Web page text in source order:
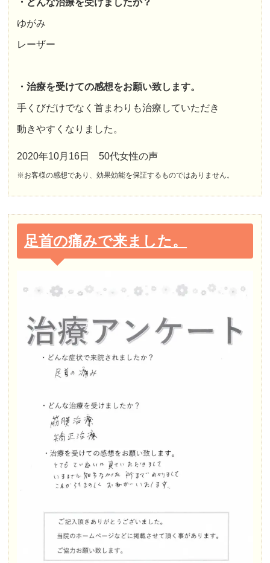
ゆがみ
レーザー
・治療を受けての感想をお願い致します。
手くびだけでなく首まわりも治療していただき
動きやすくなりました。
2020年10月16日 50代女性の声
※お客様の感想であり、効果効能を保証するものではありません。
足首の痛みで来ました。